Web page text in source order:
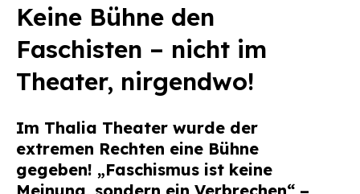
Über Uns
Infos & Broschüren
Kontakt
Suchen
nach:
Keine Bühne den
Faschisten – nicht im
Theater, nirgendwo!
Im Thalia Theater wurde der
extremen Rechten eine Bühne
gegeben! „Faschismus ist keine